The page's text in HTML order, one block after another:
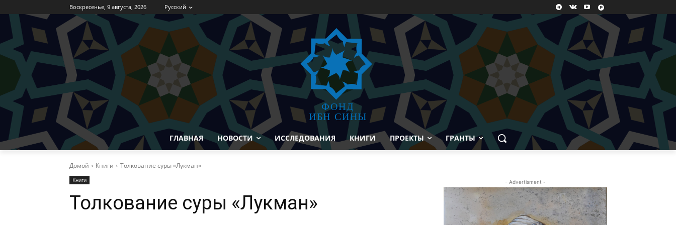
Воскресенье, 9 августа, 2026 Русский
ФОНД
ИБН СИНЫ
ГЛАВНАЯ НОВОСТИ ИССЛЕДОВАНИЯ КНИГИ ПРОЕКТЫ ГРАНТЫ
Домой Книги Толкование суры «Лукман»
Книги
Толкование суры «Лукман»
- Advertisment -